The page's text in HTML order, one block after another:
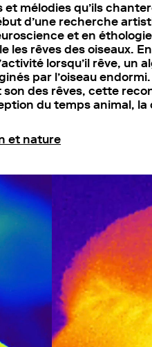
mélodies qu’ils
d’une recherche
et en
les rêves des oiseaux.
lorsqu’il rêve, un
par l’oiseau
des rêves, cette
du temps animal, la
et nature